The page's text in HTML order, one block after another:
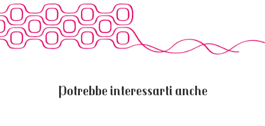
Potrebbe interessarti anche